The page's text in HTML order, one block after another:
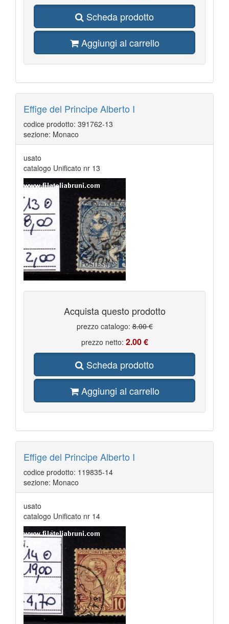
Scheda prodotto
Aggiungi al carrello
Effige del Principe Alberto I
codice prodotto: 391762-13
sezione: Monaco
usato
catalogo Unificato nr 13
Acquista questo prodotto
prezzo catalogo:8.00 €
prezzo netto: 2.00 €
Scheda prodotto
Aggiungi al carrello
Effige del Principe Alberto I
codice prodotto: 119835-14
sezione: Monaco
usato
catalogo Unificato nr 14